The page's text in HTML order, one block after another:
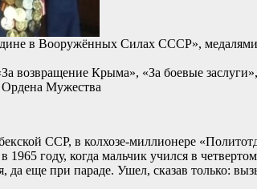
в Вооружённых Силах СССР»,
возвращение Крыма», «За боевые
Мужества
ССР, в колхозе-миллионере
году, когда мальчик учился в
да еще при параде. Ушел, сказав только: